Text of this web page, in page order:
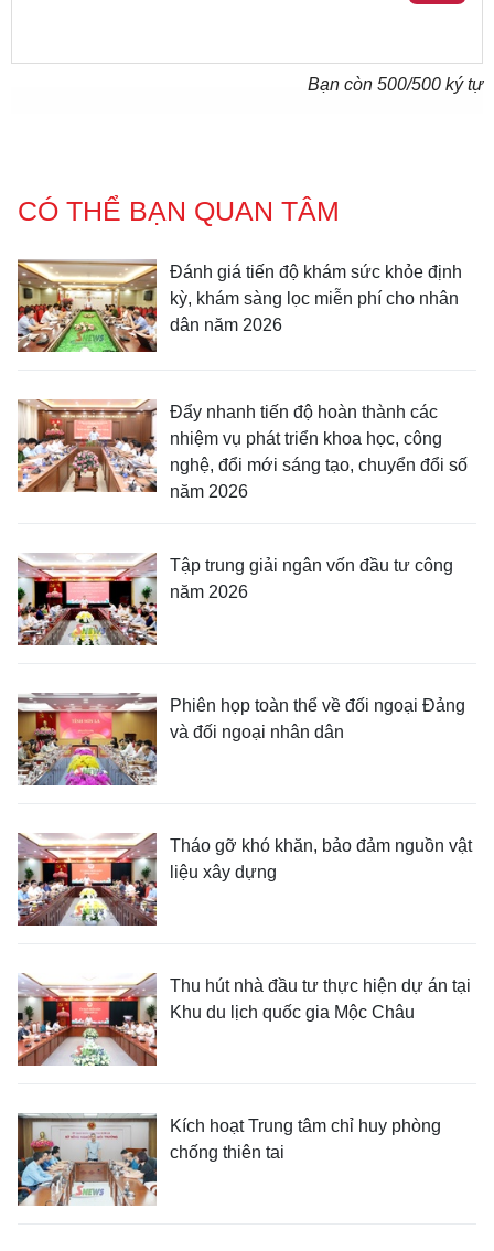
Bạn còn 500/500 ký tự
CÓ THỂ BẠN QUAN TÂM
Đánh giá tiến độ khám sức khỏe định
kỳ, khám sàng lọc miễn phí cho nhân
dân năm 2026
Đẩy nhanh tiến độ hoàn thành các
nhiệm vụ phát triển khoa học, công
nghệ, đổi mới sáng tạo, chuyển đổi số
năm 2026
Tập trung giải ngân vốn đầu tư công
năm 2026
Phiên họp toàn thể về đối ngoại Đảng
và đối ngoại nhân dân
Tháo gỡ khó khăn, bảo đảm nguồn vật
liệu xây dựng
Thu hút nhà đầu tư thực hiện dự án tại
Khu du lịch quốc gia Mộc Châu
Kích hoạt Trung tâm chỉ huy phòng
chống thiên tai